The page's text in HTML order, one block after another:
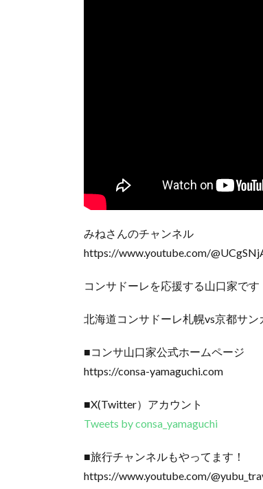
みねさんのチャンネル
https://www.youtube.com/
コンサドーレを応援する山口家です
北海道コンサドーレ札幌vs京都サン
■コンサ山口家公式ホームページ
https://consa-yamaguchi.com
■X(Twitter）アカウント
Tweets by consa_yamaguchi
■旅行チャンネルもやってます！
https://www.youtube.com/